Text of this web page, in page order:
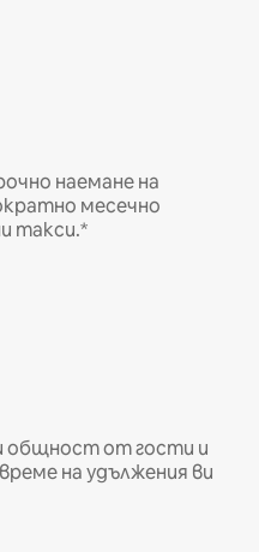
наемане на
месечно
такси.*
общност от гости и
на удължения ви